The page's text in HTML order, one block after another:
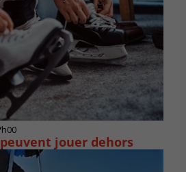
jouer dehors